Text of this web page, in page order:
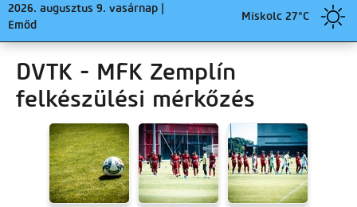
2026. augusztus 9. vasárnap |
Emőd
Miskolc 27°C
DVTK - MFK Zemplín
felkészülési mérkőzés